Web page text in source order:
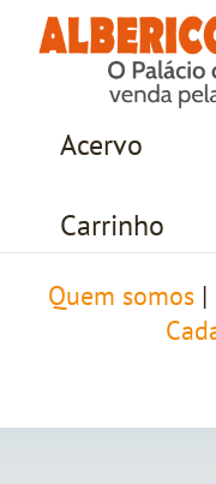
Acervo
Carrinho
Quem somos